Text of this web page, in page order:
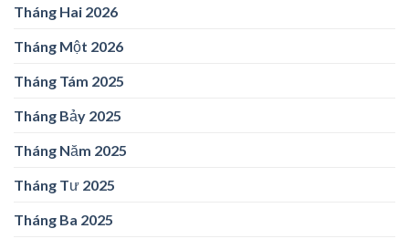
Tháng Hai 2026
Tháng Một 2026
Tháng Tám 2025
Tháng Bảy 2025
Tháng Năm 2025
Tháng Tư 2025
Tháng Ba 2025